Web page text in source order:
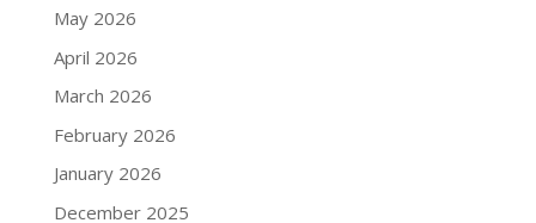
May 2026
April 2026
March 2026
February 2026
January 2026
December 2025